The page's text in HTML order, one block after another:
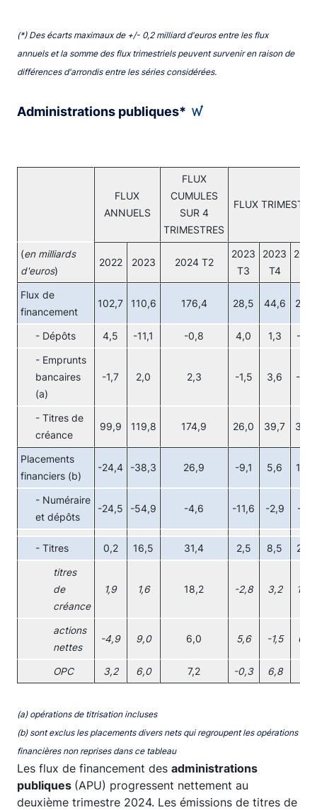
End of interactive chart.
(*) Des écarts maximaux de +/- 0,2 milliard d'euros entre les flux
annuels et la somme des flux trimestriels peuvent survenir en raison de
différences d'arrondis entre les séries considérées.
Administrations publiques*
FLUX
ANNUELS
FLUX
CUMULES
SUR 4
TRIMESTRES
FLUX
(en milliards
d'euros)
2022 2023 2024 T2
2023
T3
2023
T4
2024
Flux de
financement
102,7 110,6 176,4 28,5 44,6 29,9
- Dépôts 4,5 -11,1 -0,8 4,0 1,3 -2,6
- Emprunts
bancaires
(a)
-1,7 2,0 2,3 -1,5 3,6 -0,9
- Titres de
créance
99,9 119,8 174,9 26,0 39,7 33,4
Placements
financiers (b)
-24,4 -38,3 26,9 -9,1 5,6 13,9
- Numéraire
et dépôts
-24,5 -54,9 -4,6 -11,6 -2,9 -7,3
- Titres 0,2 16,5 31,4 2,5 8,5 21,2
titres
de
créance
1,9 1,6 18,2 -2,8 3,2 19,7
actions
nettes
-4,9 9,0 6,0 5,6 -1,5 0,4
OPC 3,2 6,0 7,2 -0,3 6,8
(a) opérations de titrisation incluses
(b) sont exclus les placements divers nets qui regroupent les opérations
financières non reprises dans ce tableau
Les flux de financement des administrations
publiques (APU) progressent nettement au
deuxième trimestre 2024. Les émissions de titres de